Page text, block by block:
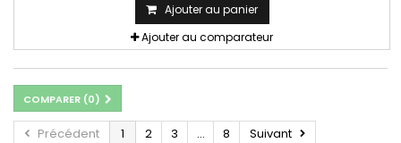
Ajouter au panier
Ajouter au comparateur
COMPARER (0)
Précédent 1 2 3 ... 8 Suivant